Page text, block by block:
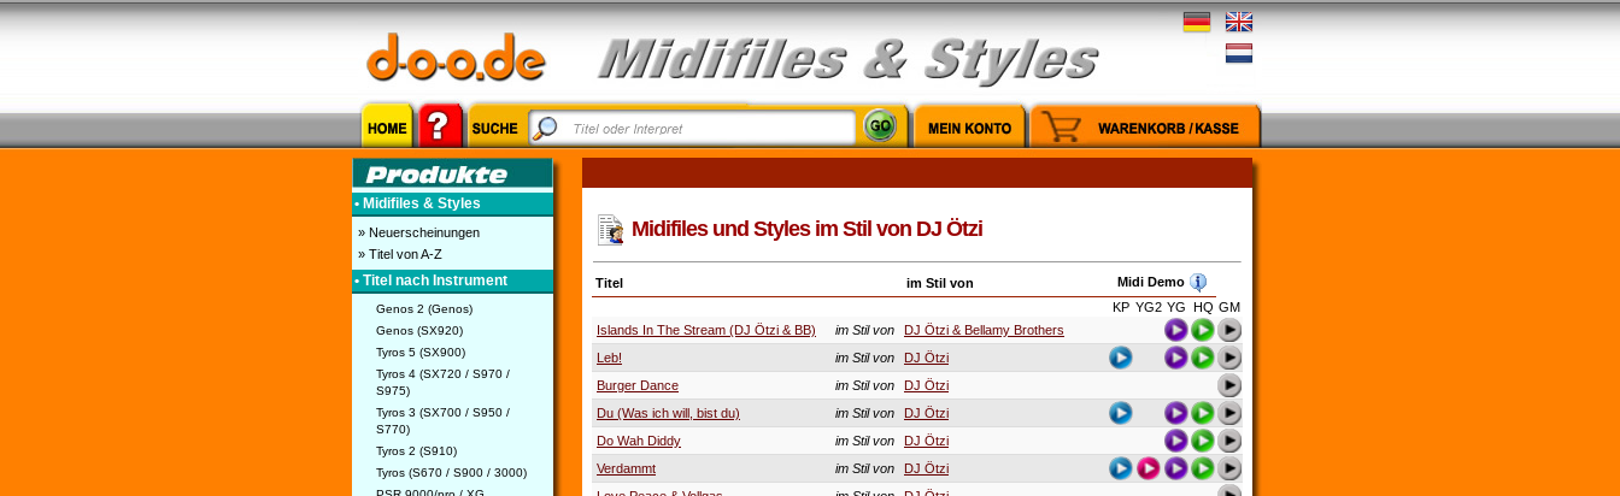
• Midifiles & Styles
» Neuerscheinungen
» Titel von A-Z
• Titel nach Instrument
Genos 2 (Genos)
Genos (SX920)
Tyros 5 (SX900)
Tyros 4 (SX720 / S970 /
S975)
Tyros 3 (SX700 / S950 /
S770)
Tyros 2 (S910)
Tyros (S670 / S900 / 3000)
Midifiles und Styles im Stil von DJ Ötzi
Titel im Stil von
Midi Demo
KP YG2 YG HQ GM
Islands In The Stream (DJ Ötzi & BB)
im Stil von
DJ Ötzi & Bellamy Brothers
Leb!
im Stil von
DJ Ötzi
Burger Dance
im Stil von
DJ Ötzi
Du (Was ich will, bist du)
im Stil von
DJ Ötzi
Do Wah Diddy
im Stil von
DJ Ötzi
Verdammt
im Stil von
DJ Ötzi